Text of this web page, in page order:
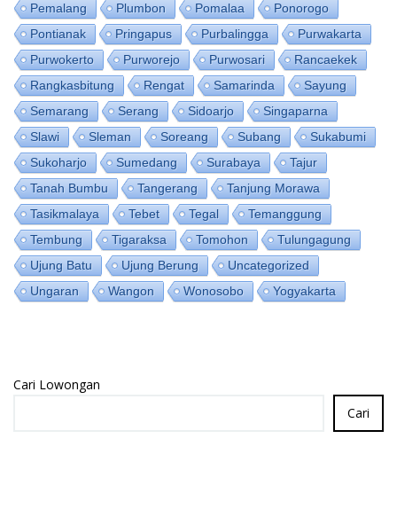
Pemalang
Plumbon Pomalaa
Ponorogo
Pontianak
Pringapus Purbalingga
Purwakarta
Purwokerto
Purworejo Purwosari
Rancaekek
Rangkasbitung
Rengat Samarinda
Sayung
Semarang
Serang Sidoarjo
Singaparna
Slawi
Sleman Soreang Subang
Sukabumi
Sukoharjo
Sumedang Surabaya
Tajur
Tanah Bumbu
Tangerang
Tanjung Morawa
Tasikmalaya
Tebet Tegal
Temanggung
Tembung
Tigaraksa Tomohon
Tulungagung
Ujung Batu
Ujung Berung
Uncategorized
Ungaran
Wangon Wonosobo Yogyakarta
Cari Lowongan
Cari